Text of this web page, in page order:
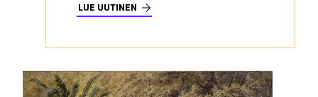
LUE UUTINEN